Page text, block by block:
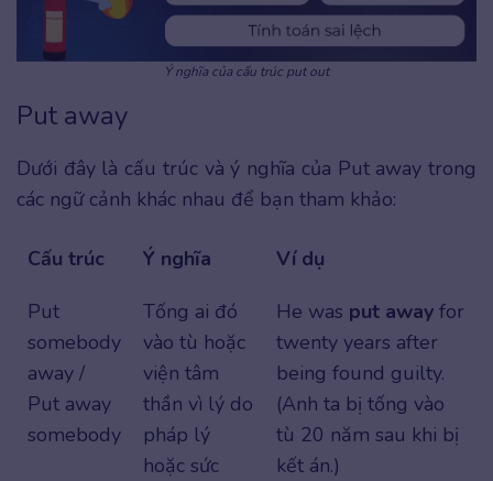
Ý nghĩa của cấu trúc put out
Put away
Dưới đây là cấu trúc và ý nghĩa của Put away trong
các ngữ cảnh khác nhau để bạn tham khảo:
Cấu trúc Ý nghĩa
Ví dụ
Put
somebody
away /
Put away
somebody
Tống ai đó
vào tù hoặc
viện tâm
thần vì lý do
pháp lý
hoặc sức
He was put away for
twenty years after
being found guilty.
(Anh ta bị tống vào
tù 20 năm sau khi bị
kết án.)